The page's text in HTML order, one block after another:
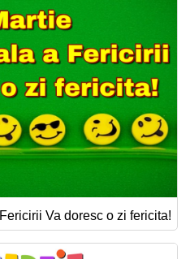
Va doresc o zi fericita!